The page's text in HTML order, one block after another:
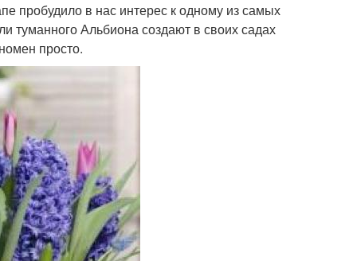
пробудило в нас интерес к одному из самых
туманного Альбиона создают в своих садах
просто.